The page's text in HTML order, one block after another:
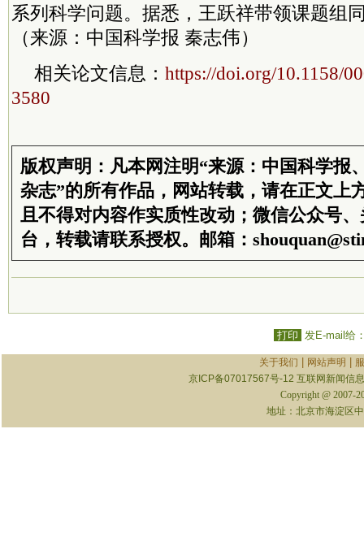
系列科学问题。据悉，王跃祥带领课题组
（来源：中国科学报 秦志伟）
相关论文信息： https://doi.org/10.1158/
3580
版权声明：凡本网注明“来源：中国科学报
杂志”的所有作品，网站转载，请在正文上
且不得对内容作实质性改动；微信公众号
台，转载请联系授权。邮箱：
打印 发E-mail给
关于我们 网站声明
京ICP备07017567号-12 互联网新闻信
Copyright @ 2007-
地址：北京市海淀区